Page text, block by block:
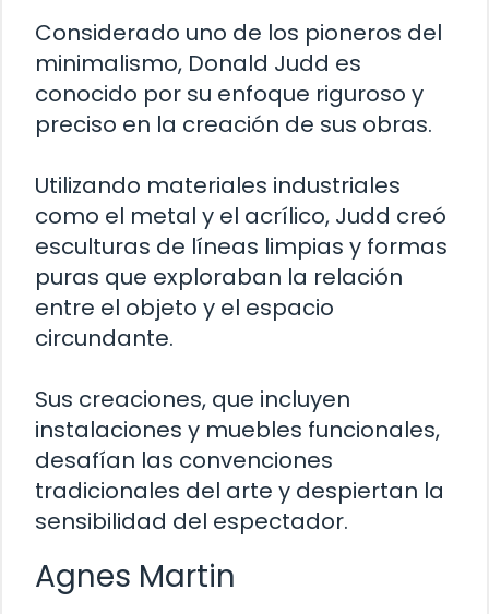
Considerado uno de los pioneros del
minimalismo, Donald Judd es
conocido por su enfoque riguroso y
preciso en la creación de sus obras.
Utilizando materiales industriales
como el metal y el acrílico, Judd creó
esculturas de líneas limpias y formas
puras que exploraban la relación
entre el objeto y el espacio
circundante.
Sus creaciones, que incluyen
instalaciones y muebles funcionales,
desafían las convenciones
tradicionales del arte y despiertan la
sensibilidad del espectador.
Agnes Martin